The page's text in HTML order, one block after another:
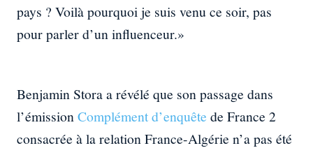
pays ? Voilà pourquoi je suis venu ce soir, pas
pour parler d’un influenceur.»
Benjamin Stora a révélé que son passage dans
l’émissionComplément d’enquête de France 2
consacrée à la relation France-Algérie n’a pas été